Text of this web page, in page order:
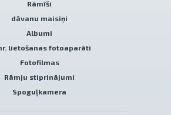
Rāmīši
dāvanu maisiņi
Albumi
lietošanas fotoaparāti
Fotofilmas
Rāmju stiprinājumi
Spoguļkamera